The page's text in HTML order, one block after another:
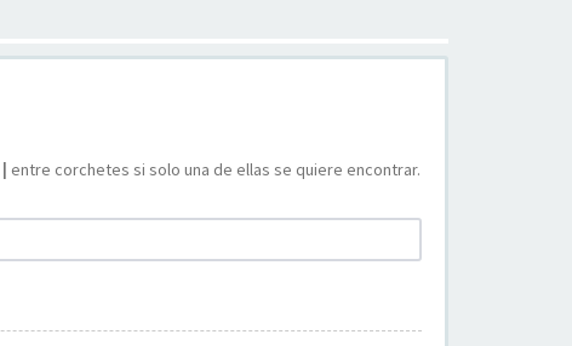
| entre corchetes si solo una de ellas se quiere encontrar.